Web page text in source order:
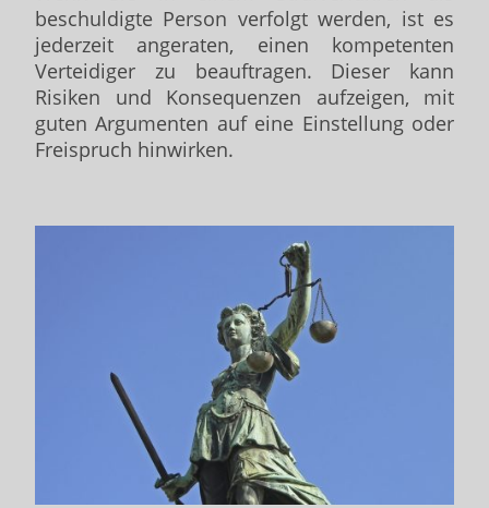
beschuldigte Person verfolgt werden, ist es
jederzeit angeraten, einen kompetenten
Verteidiger zu beauftragen. Dieser kann
Risiken und Konsequenzen aufzeigen, mit
guten Argumenten auf eine Einstellung oder
Freispruch hinwirken.